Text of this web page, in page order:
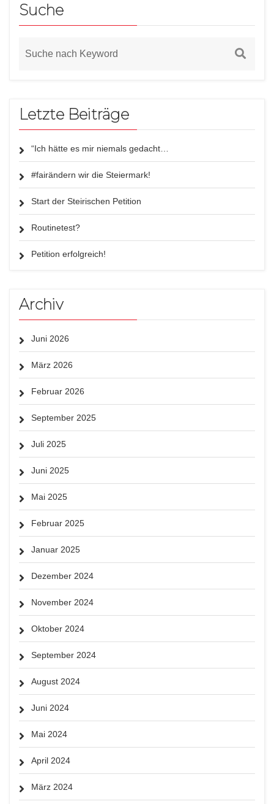
Suche
Letzte Beiträge
“Ich hätte es mir niemals gedacht…
#fairändern wir die Steiermark!
Start der Steirischen Petition
Routinetest?
Petition erfolgreich!
Archiv
Juni 2026
März 2026
Februar 2026
September 2025
Juli 2025
Juni 2025
Mai 2025
Februar 2025
Januar 2025
Dezember 2024
November 2024
Oktober 2024
September 2024
August 2024
Juni 2024
Mai 2024
April 2024
März 2024